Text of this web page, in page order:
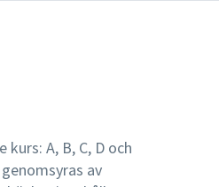
A, B, C, D och
av